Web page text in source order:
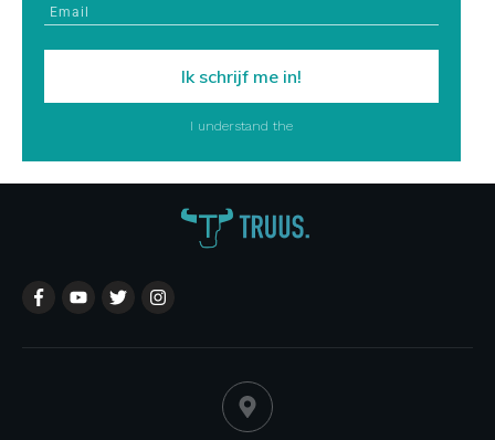
Ik schrijf me in!
I understand the